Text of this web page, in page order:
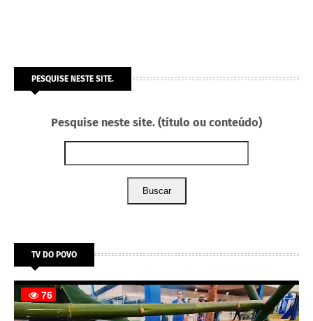
PESQUISE NESTE SITE.
Pesquise neste site. (título ou conteúdo)
Buscar
TV DO POVO